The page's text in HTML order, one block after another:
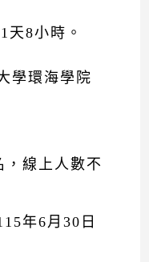
天8小時。
學環海學院
線上人數不
年6月30日